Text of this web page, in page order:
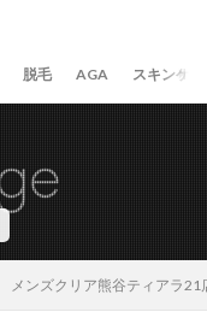
脱毛 AGA スキンケア
メンズクリア熊谷ティアラ21